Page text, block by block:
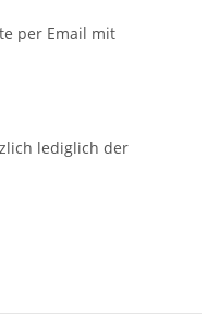
per Email mit
lediglich der